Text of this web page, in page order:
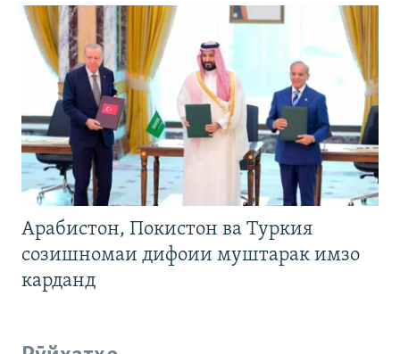
Арабистон, Покистон ва Туркия
созишномаи дифоии муштарак имзо
карданд